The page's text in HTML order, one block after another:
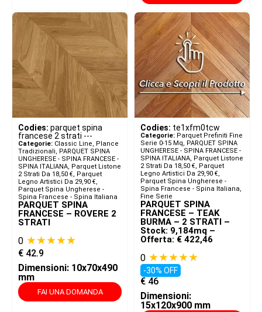
Codies: parquet spina
francese 2 strati ---
Categorie: Classic Line, Plance
Tradizionali, PARQUET SPINA
UNGHERESE - SPINA FRANCESE -
SPINA ITALIANA​, Parquet Listone
2 Strati Da 18,50 €, Parquet
Legno Artistici Da 29,90 €,
Parquet Spina Ungherese -
Spina Francese - Spina Italiana
PARQUET SPINA
FRANCESE – ROVERE 2
STRATI
0 ★★★★★
€ 42.9
Dimensioni: 10x70x490
mm
FAI UNA DOMANDA
Codies: te1xfm0tcw
Categorie: Parquet Prefiniti Fine
Serie 0-15 Mq, PARQUET SPINA
UNGHERESE - SPINA FRANCESE -
SPINA ITALIANA​, Parquet Listone
2 Strati Da 18,50 €, Parquet
Legno Artistici Da 29,90 €,
Parquet Spina Ungherese -
Spina Francese - Spina Italiana,
Fine Serie
PARQUET SPINA
FRANCESE – TEAK
BURMA – 2 STRATI –
Stock: 9,184mq –
Offerta: € 422,46
0 ★★★★★
-30% OFF
€ 46
Dimensioni:
15x120x900 mm